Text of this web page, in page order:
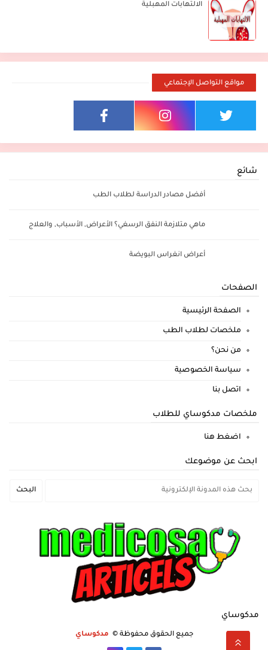
الالتهابات المهبلية
مواقع التواصل الإجتماعي
شائع
أفضل مصادر الدراسة لطلاب الطب
ماهي متلازمة النفق الرسغي؟ الأعراض, الأسباب, والعلاج
أعراض انغراس البويضة
الصفحات
الصفحة الرئيسية
ملخصات لطلاب الطب
من نحن؟
سياسة الخصوصية
اتصل بنا
ملخصات مدكوساي للطلاب
اضغط هنا
ابحث عن موضوعك
مدكوساي
جميع الحقوق محفوظة © مدكوساي